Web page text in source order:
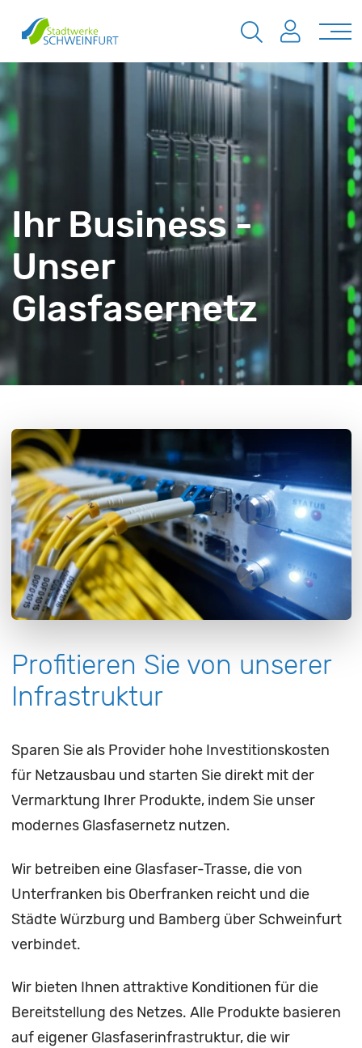
Ihr Business -
Unser
Glasfasernetz
Profitieren Sie von unserer
Infrastruktur
Sparen Sie als Provider hohe Investitionskosten
für Netzausbau und starten Sie direkt mit der
Vermarktung Ihrer Produkte, indem Sie unser
modernes Glasfasernetz nutzen.
Wir betreiben eine Glasfaser-Trasse, die von
Unterfranken bis Oberfranken reicht und die
Städte Würzburg und Bamberg über Schweinfurt
verbindet.
Wir bieten Ihnen attraktive Konditionen für die
Bereitstellung des Netzes. Alle Produkte basieren
auf eigener Glasfaserinfrastruktur, die wir